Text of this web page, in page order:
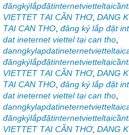
VIETTET TẠI CẦN THƠ, DANG
TẠI CAN THO đăng ký lắp đặt
dat ineternet viettel tại can tho
VIETTET TẠI CẦN THƠ, DANG
TẠI CAN THO đăng ký lắp đặt
dat ineternet viettel tại can tho
VIETTET TẠI CẦN THƠ, DANG